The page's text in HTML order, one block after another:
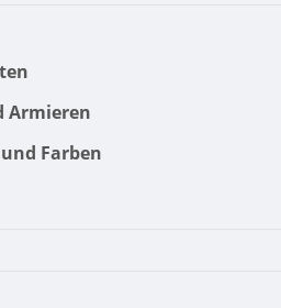
Armieren
Farben